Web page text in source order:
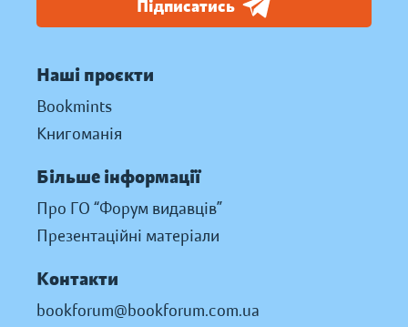
Підписатись
Наші проєкти
Bookmints
Книгоманія
Більше інформації
Про ГО “Форум видавців”
Презентаційні матеріали
Контакти
bookforum@bookforum.com.ua